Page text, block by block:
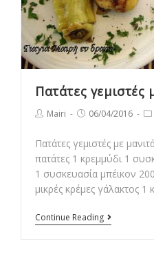
Πατάτες γεμιστές
PostMairi
Post06/04/2016
Πατάτες γεμιστές με
πατάτες 1 κρεμμύδι 1
1 συσκευασία μπέικον
μικρές κρέμες γάλακτος
Continue Reading Πατάτες